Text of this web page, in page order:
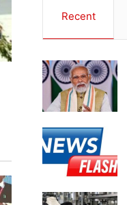
Recent